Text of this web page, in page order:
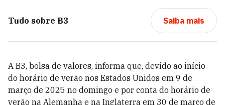
Tudo sobre B3 Saiba mais
A B3, bolsa de valores, informa que, devido ao início
do horário de verão nos Estados Unidos em 9 de
março de 2025 no domingo e por conta do horário de
verão na Alemanha e na Inglaterra em 30 de março de